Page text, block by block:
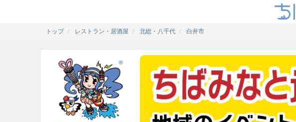
トップ レストラン・居酒屋 北総・八千代 白井市